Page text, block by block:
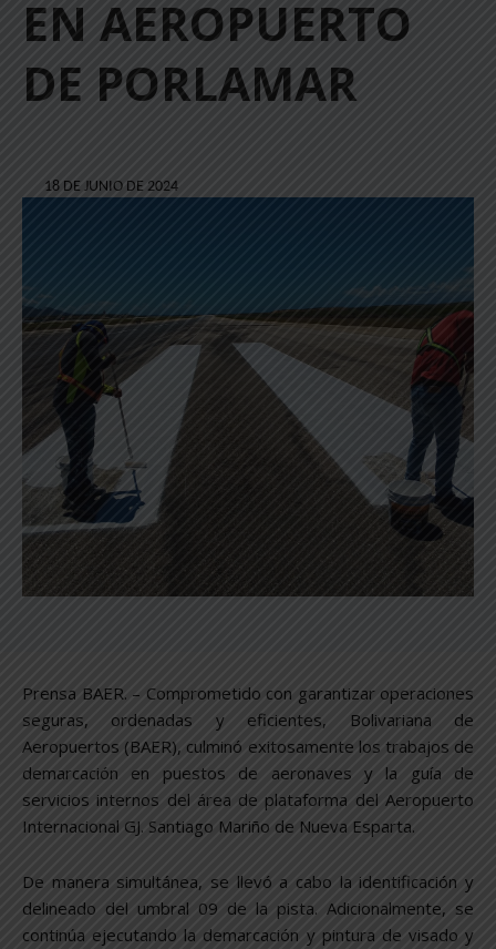
EN AEROPUERTO
DE PORLAMAR
18 DE JUNIO DE 2024
Prensa BAER. – Comprometido con garantizar operaciones
seguras, ordenadas y eficientes, Bolivariana de
Aeropuertos (BAER), culminó exitosamente los trabajos de
demarcación en puestos de aeronaves y la guía de
servicios internos del área de plataforma del Aeropuerto
Internacional GJ. Santiago Mariño de Nueva Esparta.
De manera simultánea, se llevó a cabo la identificación y
delineado del umbral 09 de la pista. Adicionalmente, se
continúa ejecutando la demarcación y pintura de visado y